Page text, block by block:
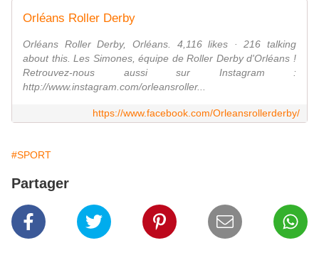
Orléans Roller Derby
Orléans Roller Derby, Orléans. 4,116 likes · 216 talking
about this. Les Simones, équipe de Roller Derby d'Orléans !
Retrouvez-nous aussi sur Instagram :
http://www.instagram.com/orleansroller...
https://www.facebook.com/Orleansrollerderby/
#SPORT
Partager